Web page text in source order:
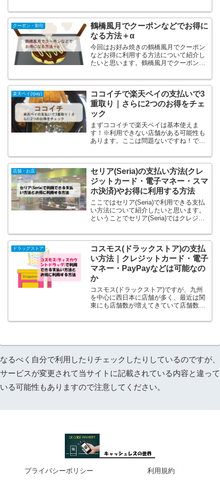
す。ここではリンガーハットのクーポン
などお得になるものをまとめて紹介した
いと思います。早速リンガー...
クーポン・割引
鶴橋風月でクーポンなどでお得に
なる方法＋α
今回はお好み焼きの鶴橋風月でクーポン
などお得に利用する方法について紹介し
たいと思います。鶴橋風月でクーポンな
知らないのでは損得で大きな差が出てく
ると思います！そこで成城石井でクーポ
ンなどお得に利用する方法...
楽天ペイ(rpay)
ココイチで楽天ペイの支払いで3
重取り｜さらに2つのお得をチェ
ック
まずココイチで楽天ペイは基本使えま
す！※利用できない店舗がある可能性も
あります。ここは問題ないですね！では
用されていますでしょうか？うまく利用
すればココイチでかなりお得になりま
す！ココイチで楽天ペイを利用...
店舗・お店
セリア(Seria)の支払い方法(クレ
ジットカード・電子マネー・スマ
ホ決済)やお得に利用する方法
ここではセリア(Seria)で利用できる支払
い方法について紹介したいと思います。
ということでセリア(Seria)ではクレジッ
マホ決済などの支払い方法は可能なのか
紹介したいと思います。セリア(Seri...
ドラッグストア
コスモス(ドラックストア)の支払
い方法｜クレジットカード・電子
マネー・PayPayなどは可能なの
か
コスモス(ドラックストア)ですが、九州
を中心に西日本に店舗が多く、最近は関
東にも店舗数が増えてきていて店舗数は
も大手の一つですね。ドラックストアっ
なるべく自分で利用したりチェックしたりしているのですが、
サービスが変更されて当サイトに記載されている内容と違って
いる可能性もありますので注意してください。
プライバシーポリシー 利用規約